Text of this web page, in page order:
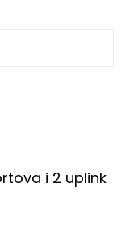
i 2 uplink